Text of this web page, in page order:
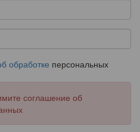
обработке персональных
соглашение об